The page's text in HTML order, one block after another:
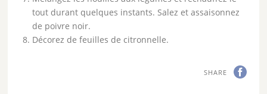
tout durant quelques instants. Salez et assaisonnez
de poivre noir.
Décorez de feuilles de citronnelle.
SHARE